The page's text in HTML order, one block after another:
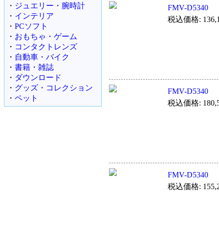
・ ジュエリー・腕時計
・ インテリア
・ PCソフト
・ おもちゃ・ゲーム
・ コンタクトレンズ
・ 自動車・バイク
・ 書籍・雑誌
・ ダウンロード
・ グッズ・コレクション
・ ペット
FMV-D5340
税込価格:
FMV-D5340
税込価格:
FMV-D5340
税込価格: